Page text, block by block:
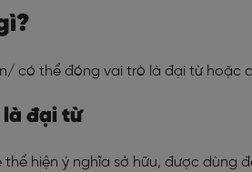
có thể đóng vai trò là đại từ hoặc
là đại từ
thể hiện ý nghĩa sở hữu, được dùng